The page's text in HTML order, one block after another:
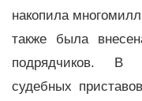
накопила
также была
подрядчиков. В
судебных